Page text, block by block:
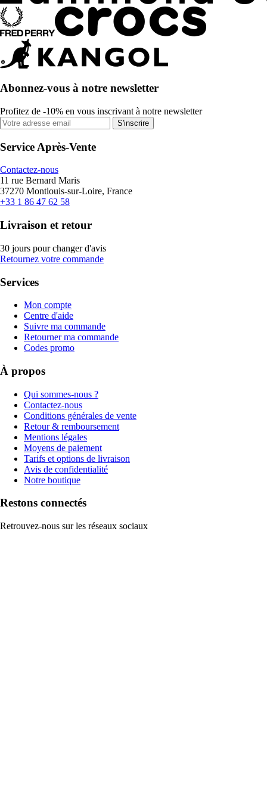
Abonnez-vous à notre newsletter
Profitez de -10% en vous inscrivant à notre newsletter
S'inscrire
Service Après-Vente
Contactez-nous
11 rue Bernard Maris
37270 Montlouis-sur-Loire, France
+33 1 86 47 62 58
Livraison et retour
30 jours pour changer d'avis
Retournez votre commande
Services
Mon compte
Centre d'aide
Suivre ma commande
Retourner ma commande
Codes promo
À propos
Qui sommes-nous ?
Contactez-nous
Conditions générales de vente
Retour & remboursement
Mentions légales
Moyens de paiement
Tarifs et options de livraison
Avis de confidentialité
Notre boutique
Restons connectés
Retrouvez-nous sur les réseaux sociaux